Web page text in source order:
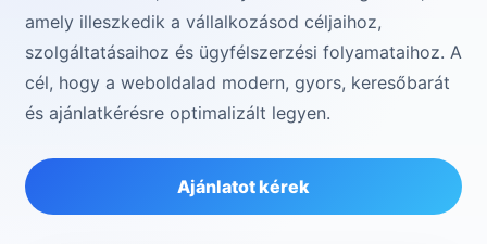
amely illeszkedik a vállalkozásod céljaihoz,
szolgáltatásaihoz és ügyfélszerzési folyamataihoz. A
cél, hogy a weboldalad modern, gyors, keresőbarát
és ajánlatkérésre optimalizált legyen.
Ajánlatot kérek